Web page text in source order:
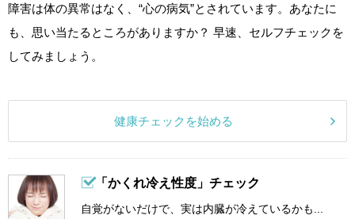
障害は体の異常はなく、“心の病気”とされています。あなたに
も、思い当たるところがありますか？ 早速、セルフチェックを
してみましょう。
健康チェックを始める
「かくれ冷え性度」チェック
自覚がないだけで、実は内臓が冷えているかも...